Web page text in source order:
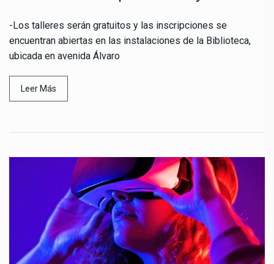
-Los talleres serán gratuitos y las inscripciones se
encuentran abiertas en las instalaciones de la Biblioteca,
ubicada en avenida Álvaro
Leer Más